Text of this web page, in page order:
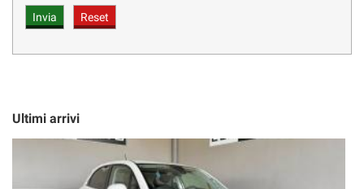
CRUISE CONTROL ADATTIVO
PER INFORMAZIONI CHIAMARE :
UFF. VENDITE TEL. 02-90119214
VI PREGHIAMO DI ALLEGARE SEMPRE UN RECAPITO
Ultimi arrivi